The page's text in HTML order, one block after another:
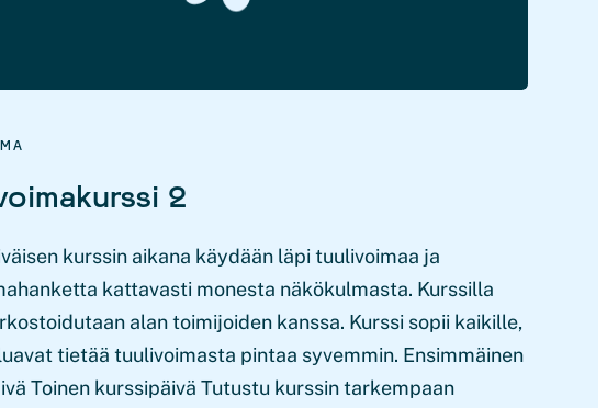
2
kurssin aikana käydään läpi tuulivoimaa ja
kattavasti monesta näkökulmasta. Kurssilla
alan toimijoiden kanssa. Kurssi sopii kaikille,
tietää tuulivoimasta pintaa syvemmin. Ensimmäinen
Toinen kurssipäivä Tutustu kurssin tarkempaan